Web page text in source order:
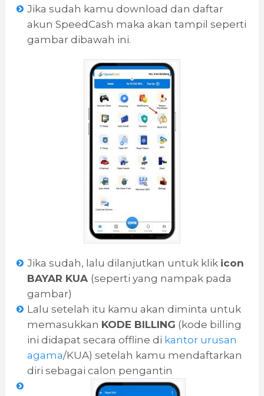
Jika sudah kamu download dan daftar
akun SpeedCash maka akan tampil seperti
gambar dibawah ini.
Jika sudah, lalu dilanjutkan untuk klik icon
BAYAR KUA (seperti yang nampak pada
gambar)
Lalu setelah itu kamu akan diminta untuk
memasukkan KODE BILLING (kode billing
ini didapat secara offline di kantor urusan
agama/KUA) setelah kamu mendaftarkan
diri sebagai calon pengantin